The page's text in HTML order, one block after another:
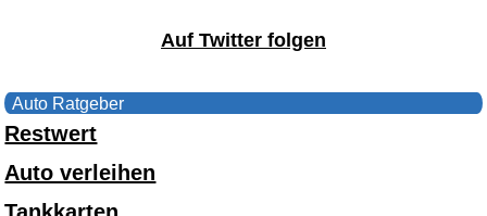
Auf Twitter folgen
Auto Ratgeber
Restwert
Auto verleihen